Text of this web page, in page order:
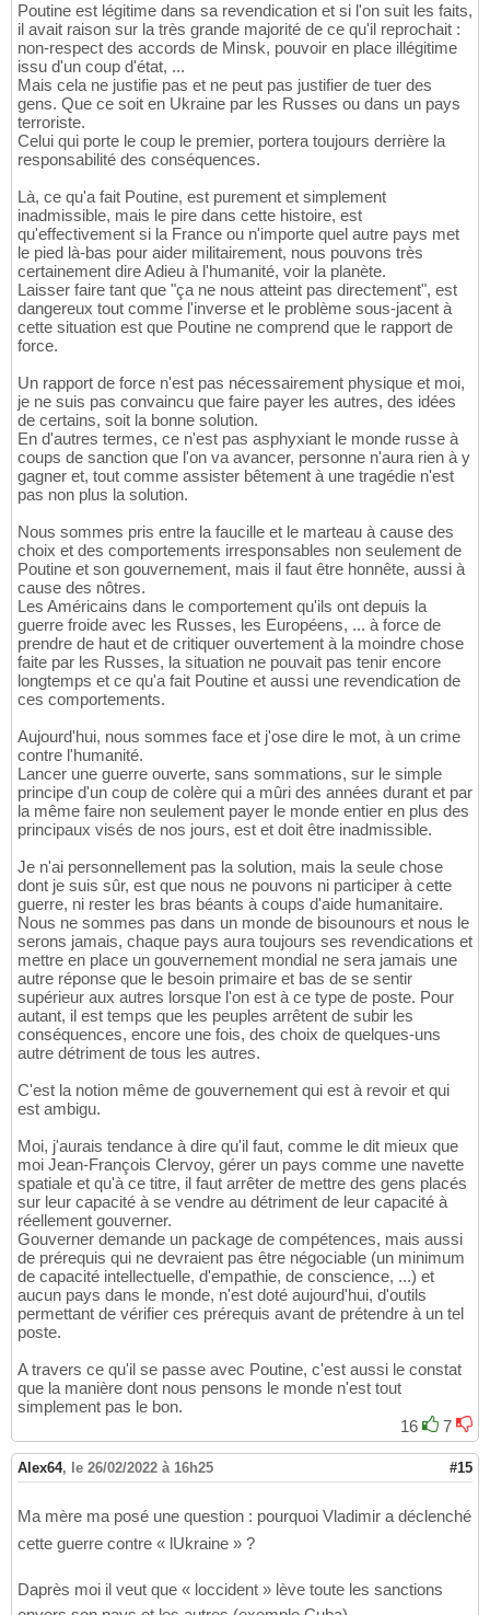
Poutine est légitime dans sa revendication et si l'on suit les faits,
il avait raison sur la très grande majorité de ce qu'il reprochait :
non-respect des accords de Minsk, pouvoir en place illégitime
issu d'un coup d'état, ...
Mais cela ne justifie pas et ne peut pas justifier de tuer des
gens. Que ce soit en Ukraine par les Russes ou dans un pays
terroriste.
Celui qui porte le coup le premier, portera toujours derrière la
responsabilité des conséquences.
Là, ce qu'a fait Poutine, est purement et simplement
inadmissible, mais le pire dans cette histoire, est
qu'effectivement si la France ou n'importe quel autre pays met
le pied là-bas pour aider militairement, nous pouvons très
certainement dire Adieu à l'humanité, voir la planète.
Laisser faire tant que "ça ne nous atteint pas directement", est
dangereux tout comme l'inverse et le problème sous-jacent à
cette situation est que Poutine ne comprend que le rapport de
force.
Un rapport de force n'est pas nécessairement physique et moi,
je ne suis pas convaincu que faire payer les autres, des idées
de certains, soit la bonne solution.
En d'autres termes, ce n'est pas asphyxiant le monde russe à
coups de sanction que l'on va avancer, personne n'aura rien à y
gagner et, tout comme assister bêtement à une tragédie n'est
pas non plus la solution.
Nous sommes pris entre la faucille et le marteau à cause des
choix et des comportements irresponsables non seulement de
Poutine et son gouvernement, mais il faut être honnête, aussi à
cause des nôtres.
Les Américains dans le comportement qu'ils ont depuis la
guerre froide avec les Russes, les Européens, ... à force de
prendre de haut et de critiquer ouvertement à la moindre chose
faite par les Russes, la situation ne pouvait pas tenir encore
longtemps et ce qu'a fait Poutine et aussi une revendication de
ces comportements.
Aujourd'hui, nous sommes face et j'ose dire le mot, à un crime
contre l'humanité.
Lancer une guerre ouverte, sans sommations, sur le simple
principe d'un coup de colère qui a mûri des années durant et par
la même faire non seulement payer le monde entier en plus des
principaux visés de nos jours, est et doit être inadmissible.
Je n'ai personnellement pas la solution, mais la seule chose
dont je suis sûr, est que nous ne pouvons ni participer à cette
guerre, ni rester les bras béants à coups d'aide humanitaire.
Nous ne sommes pas dans un monde de bisounours et nous le
serons jamais, chaque pays aura toujours ses revendications et
mettre en place un gouvernement mondial ne sera jamais une
autre réponse que le besoin primaire et bas de se sentir
supérieur aux autres lorsque l'on est à ce type de poste. Pour
autant, il est temps que les peuples arrêtent de subir les
conséquences, encore une fois, des choix de quelques-uns
autre détriment de tous les autres.
C'est la notion même de gouvernement qui est à revoir et qui
est ambigu.
Moi, j'aurais tendance à dire qu'il faut, comme le dit mieux que
moi Jean-François Clervoy, gérer un pays comme une navette
spatiale et qu'à ce titre, il faut arrêter de mettre des gens placés
sur leur capacité à se vendre au détriment de leur capacité à
réellement gouverner.
Gouverner demande un package de compétences, mais aussi
de prérequis qui ne devraient pas être négociable (un minimum
de capacité intellectuelle, d'empathie, de conscience, ...) et
aucun pays dans le monde, n'est doté aujourd'hui, d'outils
permettant de vérifier ces prérequis avant de prétendre à un tel
poste.
A travers ce qu'il se passe avec Poutine, c'est aussi le constat
que la manière dont nous pensons le monde n'est tout
simplement pas le bon.
16
7
Alex64, le 26/02/2022 à 16h25 #15
Ma mère ma posé une question : pourquoi Vladimir a déclenché
cette guerre contre « lUkraine » ?
Daprès moi il veut que « loccident » lève toute les sanctions